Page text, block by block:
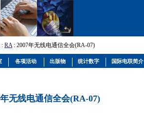
: RA: 2007年无线电通信全会(RA-07)
无线电通信全会(RA-07)
各项活动 出版物 统计数字 国际电联简介